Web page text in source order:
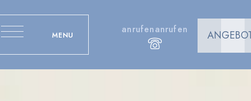
MENU anrufenanrufen